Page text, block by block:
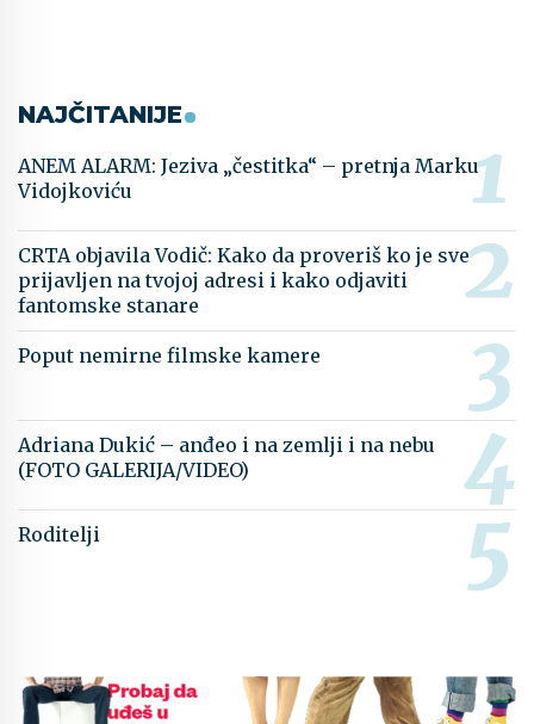
NAJČITANIJE
ANEM ALARM: Jeziva „čestitka“ – pretnja Marku
Vidojkoviću
CRTA objavila Vodič: Kako da proveriš ko je sve
prijavljen na tvojoj adresi i kako odjaviti
fantomske stanare
Poput nemirne filmske kamere
Adriana Dukić – anđeo i na zemlji i na nebu
(FOTO GALERIJA/VIDEO)
Roditelji